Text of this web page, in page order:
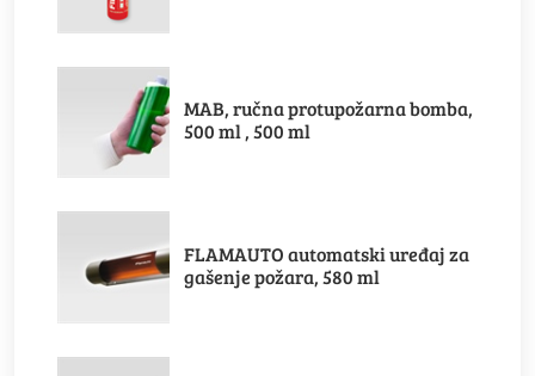
MAB, ručna protupožarna bomba,
500 ml , 500 ml
FLAMAUTO automatski uređaj za
gašenje požara, 580 ml